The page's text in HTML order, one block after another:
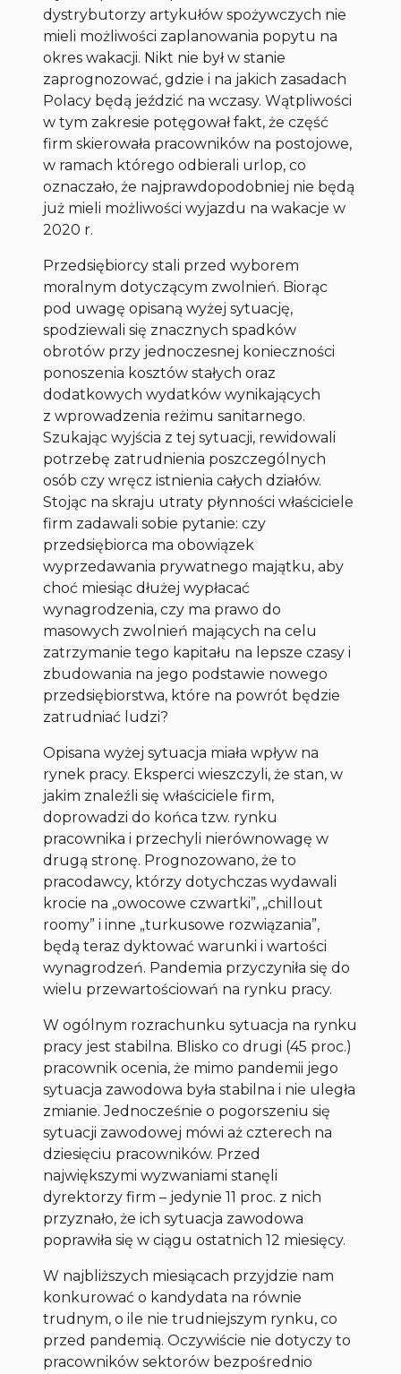
dystrybutorzy artykułów spożywczych nie
mieli możliwości zaplanowania popytu na
okres wakacji. Nikt nie był w stanie
zaprognozować, gdzie i na jakich zasadach
Polacy będą jeździć na wczasy. Wątpliwości
w tym zakresie potęgował fakt, że część
firm skierowała pracowników na postojowe,
w ramach którego odbierali urlop, co
oznaczało, że najprawdopodobniej nie będą
już mieli możliwości wyjazdu na wakacje w
2020 r.
Przedsiębiorcy stali przed wyborem
moralnym dotyczącym zwolnień. Biorąc
pod uwagę opisaną wyżej sytuację,
spodziewali się znacznych spadków
obrotów przy jednoczesnej konieczności
ponoszenia kosztów stałych oraz
dodatkowych wydatków wynikających
z wprowadzenia reżimu sanitarnego.
Szukając wyjścia z tej sytuacji, rewidowali
potrzebę zatrudnienia poszczególnych
osób czy wręcz istnienia całych działów.
Stojąc na skraju utraty płynności właściciele
firm zadawali sobie pytanie: czy
przedsiębiorca ma obowiązek
wyprzedawania prywatnego majątku, aby
choć miesiąc dłużej wypłacać
wynagrodzenia, czy ma prawo do
masowych zwolnień mających na celu
zatrzymanie tego kapitału na lepsze czasy i
zbudowania na jego podstawie nowego
przedsiębiorstwa, które na powrót będzie
zatrudniać ludzi?
Opisana wyżej sytuacja miała wpływ na
rynek pracy. Eksperci wieszczyli, że stan, w
jakim znaleźli się właściciele firm,
doprowadzi do końca tzw. rynku
pracownika i przechyli nierównowagę w
drugą stronę. Prognozowano, że to
pracodawcy, którzy dotychczas wydawali
krocie na „owocowe czwartki”, „chillout
roomy” i inne „turkusowe rozwiązania”,
będą teraz dyktować warunki i wartości
wynagrodzeń. Pandemia przyczyniła się do
wielu przewartościowań na rynku pracy.
W ogólnym rozrachunku sytuacja na rynku
pracy jest stabilna. Blisko co drugi (45 proc.)
pracownik ocenia, że mimo pandemii jego
sytuacja zawodowa była stabilna i nie uległa
zmianie. Jednocześnie o pogorszeniu się
sytuacji zawodowej mówi aż czterech na
dziesięciu pracowników. Przed
największymi wyzwaniami stanęli
dyrektorzy firm – jedynie 11 proc. z nich
przyznało, że ich sytuacja zawodowa
poprawiła się w ciągu ostatnich 12 miesięcy.
W najbliższych miesiącach przyjdzie nam
konkurować o kandydata na równie
trudnym, o ile nie trudniejszym rynku, co
przed pandemią. Oczywiście nie dotyczy to
pracowników sektorów bezpośrednio